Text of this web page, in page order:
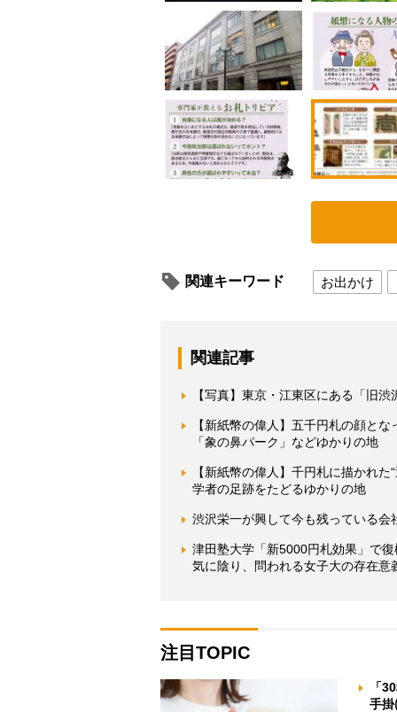
関連キーワード お出かけ
関連記事
【写真】東京・江東区にある「旧
【新紙幣の偉人】五千円札の顔と
「象の鼻パーク」などゆかりの地
【新紙幣の偉人】千円札に描かれ
学者の足跡をたどるゆかりの地
渋沢栄一が興して今も残っている
津田塾大学「新5000円札効果」で
気に陰り、問われる女子大の存在意
注目TOPIC
「
手